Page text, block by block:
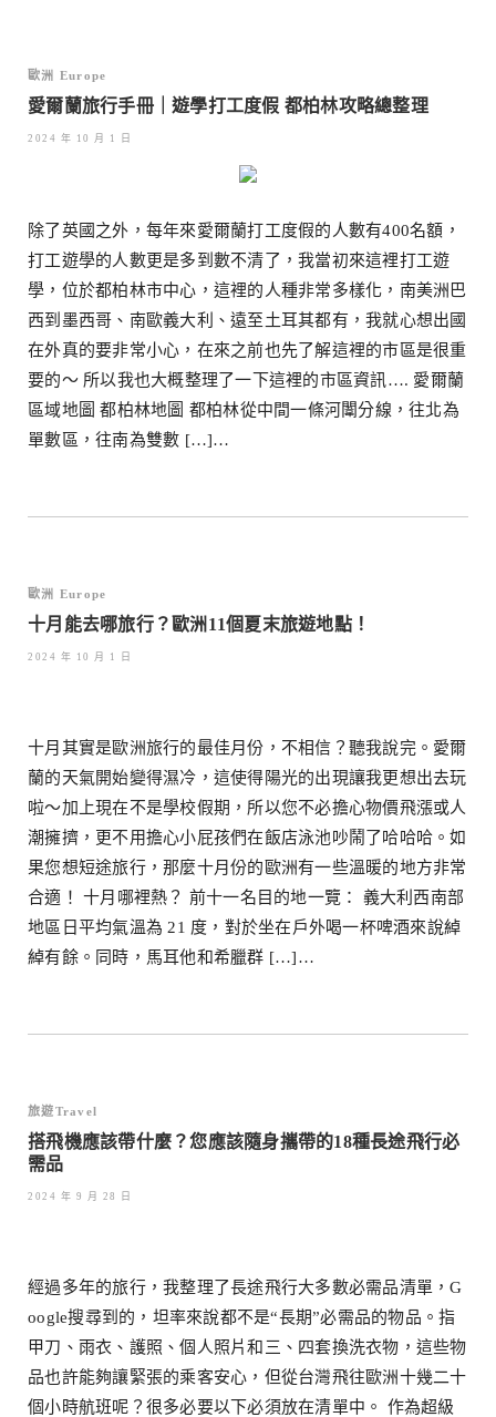
歐洲 Europe
愛爾蘭旅行手冊｜遊學打工度假 都柏林攻略總整理
2024 年 10 月 1 日
除了英國之外，每年來愛爾蘭打工度假的人數有400名額，
打工遊學的人數更是多到數不清了，我當初來這裡打工遊
學，位於都柏林市中心，這裡的人種非常多樣化，南美洲巴
西到墨西哥、南歐義大利、遠至土耳其都有，我就心想出國
在外真的要非常小心，在來之前也先了解這裡的市區是很重
要的～ 所以我也大概整理了一下這裡的市區資訊…. 愛爾蘭
區域地圖 都柏林地圖 都柏林從中間一條河闈分線，往北為
單數區，往南為雙數 […]…
歐洲 Europe
十月能去哪旅行？歐洲11個夏末旅遊地點！
2024 年 10 月 1 日
十月其實是歐洲旅行的最佳月份，不相信？聽我說完。愛爾
蘭的天氣開始變得濕冷，這使得陽光的出現讓我更想出去玩
啦～加上現在不是學校假期，所以您不必擔心物價飛漲或人
潮擁擠，更不用擔心小屁孩們在飯店泳池吵鬧了哈哈哈。如
果您想短途旅行，那麼十月份的歐洲有一些溫暖的地方非常
合適！ 十月哪裡熱？ 前十一名目的地一覽： 義大利西南部
地區日平均氣溫為 21 度，對於坐在戶外喝一杯啤酒來說綽
綽有餘。同時，馬耳他和希臘群 […]…
旅遊Travel
搭飛機應該帶什麼？您應該隨身攜帶的18種長途飛行必
需品
2024 年 9 月 28 日
經過多年的旅行，我整理了長途飛行大多數必需品清單，G
oogle搜尋到的，坦率來說都不是“長期”必需品的物品。指
甲刀、雨衣、護照、個人照片和三、四套換洗衣物，這些物
品也許能夠讓緊張的乘客安心，但從台灣飛往歐洲十幾二十
個小時航班呢？很多必要以下必須放在清單中。 作為超級